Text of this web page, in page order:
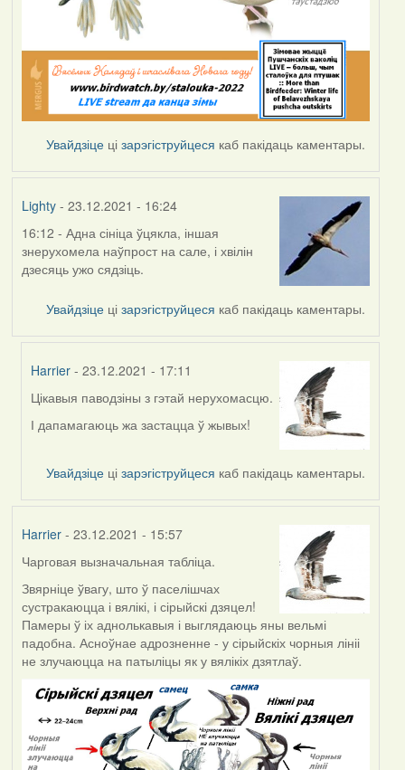
Увайдзіце цізарэгіструйцеся каб пакідаць каментары.
Lighty- 23.12.2021 - 16:24
16:12 - Адна сініца ўцякла, іншая
знерухомела наўпрост на сале, і хвілін
дзесяць ужо сядзіць.
Увайдзіце цізарэгіструйцеся каб пакідаць каментары.
Harrier - 23.12.2021 - 17:11
In
reply
Lighty
Цікавыя паводзіны з гэтай нерухомасцю.
І дапамагаюць жа застацца ў жывых!
Увайдзіце цізарэгіструйцеся каб пакідаць каментары.
Harrier- 23.12.2021 - 15:57
Чарговая вызначальная табліца.
Звярніце ўвагу, што ў паселішчах
сустракаюцца і вялікі, і сірыйскі дзяцел!
Памеры ў іх аднолькавыя і выглядаюць яны вельмі
падобна. Асноўнае адрозненне - у сірыйскіх чорныя лініі
не злучаюцца на патыліцы як у вялікіх дзятлаў.